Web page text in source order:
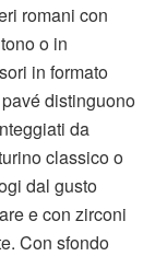
romani con
o in
in formato
distinguono
da
classico o
dal gusto
e con zirconi
Con sfondo